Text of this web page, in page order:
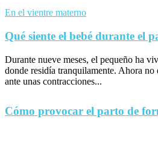
En el vientre materno
Qué siente el bebé durante el
Durante nueve meses, el pequeño ha
donde residía tranquilamente. Ahora no
ante unas contracciones...
Cómo provocar el parto de